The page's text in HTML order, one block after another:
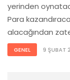
yerinden
Para
alacağından
GENEL 9 ŞUBAT